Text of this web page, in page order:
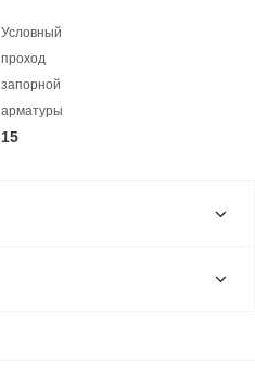
Условный
проход
запорной
арматуры
15